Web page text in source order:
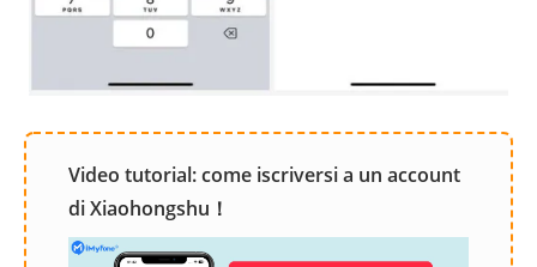
Video tutorial: come iscriversi a un account
di Xiaohongshu！